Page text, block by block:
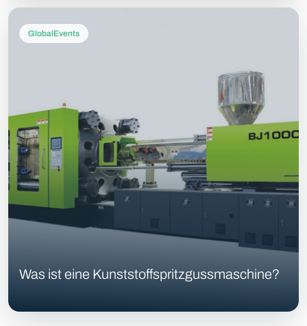
GlobalEvents
Was ist eine Kunststoffspritzgussmaschine?